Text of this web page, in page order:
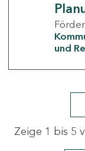
und
Zeige 1 bis 5